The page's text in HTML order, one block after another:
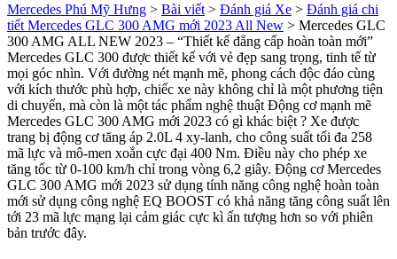
Mercedes Phú Mỹ Hưng > Bài viết > Đánh giá Xe > Đánh giá chi
tiết Mercedes GLC 300 AMG mới 2023 All New > Mercedes GLC
300 AMG ALL NEW 2023 – “Thiết kế đẳng cấp hoàn toàn mới”
Mercedes GLC 300 được thiết kế với vẻ đẹp sang trọng, tinh tế từ
mọi góc nhìn. Với đường nét mạnh mẽ, phong cách độc đáo cùng
với kích thước phù hợp, chiếc xe này không chỉ là một phương tiện
di chuyển, mà còn là một tác phẩm nghệ thuật Động cơ mạnh mẽ
Mercedes GLC 300 AMG mới 2023 có gì khác biệt ? Xe được
trang bị động cơ tăng áp 2.0L 4 xy-lanh, cho công suất tối đa 258
mã lực và mô-men xoắn cực đại 400 Nm. Điều này cho phép xe
tăng tốc từ 0-100 km/h chỉ trong vòng 6,2 giây. Động cơ Mercedes
GLC 300 AMG mới 2023 sử dụng tính năng công nghệ hoàn toàn
mới sử dụng công nghệ EQ BOOST có khả năng tăng công suất lên
tới 23 mã lực mạng lại cảm giác cực kì ấn tượng hơn so với phiên
bản trước đây.